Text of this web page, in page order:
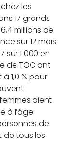
les
17 grands
millions de
sur 12 mois
sur 1 000 en
de TOC ont
1,0 % pour
aient
à l’âge
de
de tous les